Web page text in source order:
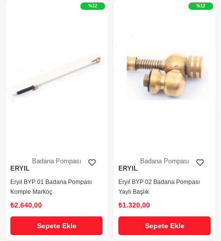
Badana Pompası
ERYIL
Eryıl BYP 01 Badana Pompası
Komple Markoç
₺2.640,00
Sepete Ekle
%12
Badana Pompası
ERYIL
Eryıl BYP 02 Badana Pompası
Yaylı Başlık
₺1.320,00
Sepete Ekle
%12